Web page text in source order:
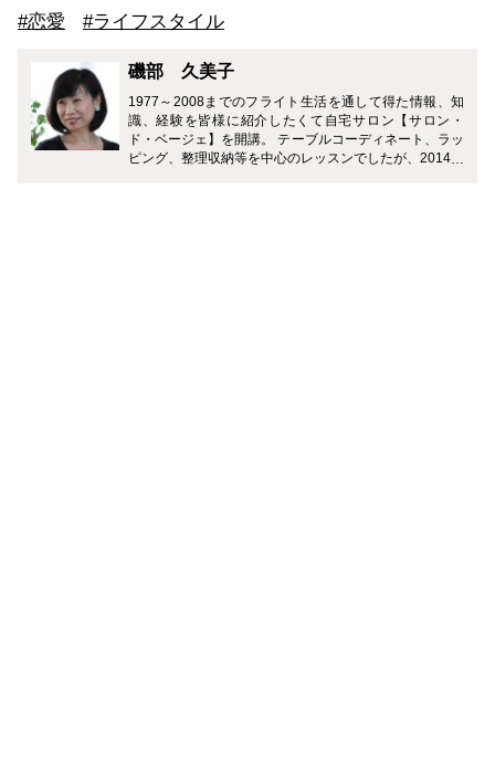
#恋愛 #ライフスタイル
磯部 久美子
1977～2008までのフライト生活を通して得た情報、知
識、経験を皆様に紹介したくて自宅サロン【サロン・
ド・ベージェ】を開講。 テーブルコーディネート、ラッ
ピング、整理収納等を中心のレッスンでしたが、2014年